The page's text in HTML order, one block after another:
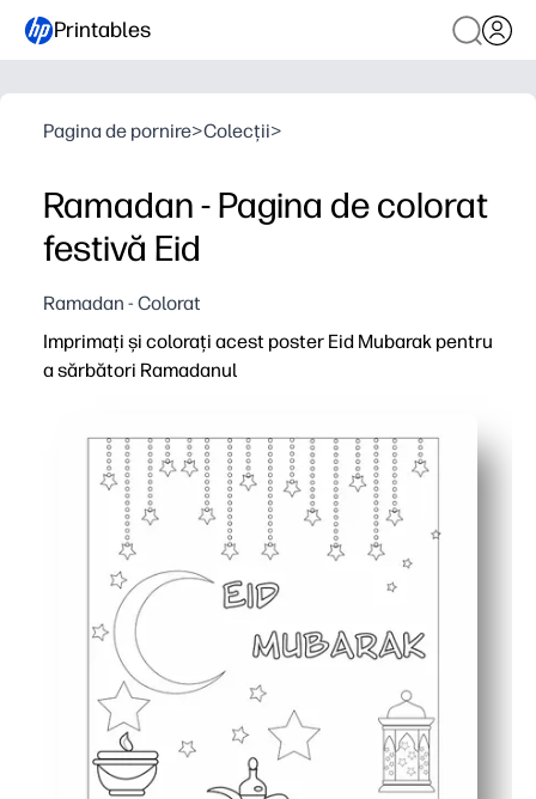
Printables
Pagina de pornire>Colecții>
Ramadan - Pagina de colorat
festivă Eid
Ramadan - Colorat
Imprimați și colorați acest poster Eid Mubarak pentru
a sărbători Ramadanul
Îi menține pe copii calmi și concentrați în timpul
Decor frumos Eid - transformați paginile terminate în
Sprijină învățarea - construiește abilități motorii fine,